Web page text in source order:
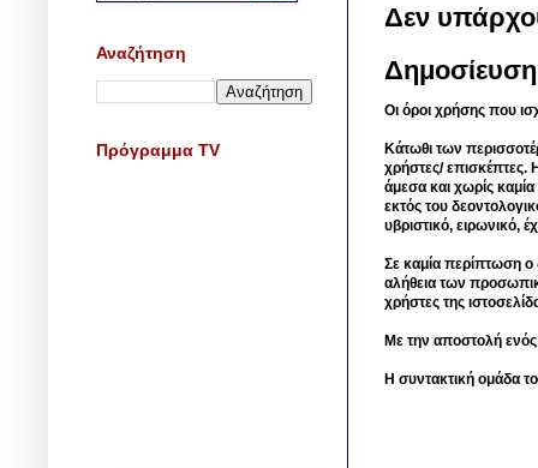
Δεν
Οι όροι χρήσης που
Κάτωθι των
χρήστες/ επισκέπτες.
άμεσα και χωρίς
εκτός του
υβριστικό, ειρωνικό,
Σε καμία περίπτωση ο
αλήθεια των
χρήστες της
Με την αποστολή
Η συντακτική ομάδα
Αναζήτηση
Πρόγραμμα TV